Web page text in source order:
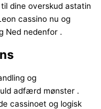
dine overskud astatin
cassino nu og
Ned nedenfor .
og
adfærd mønster .
cassinoet og logisk